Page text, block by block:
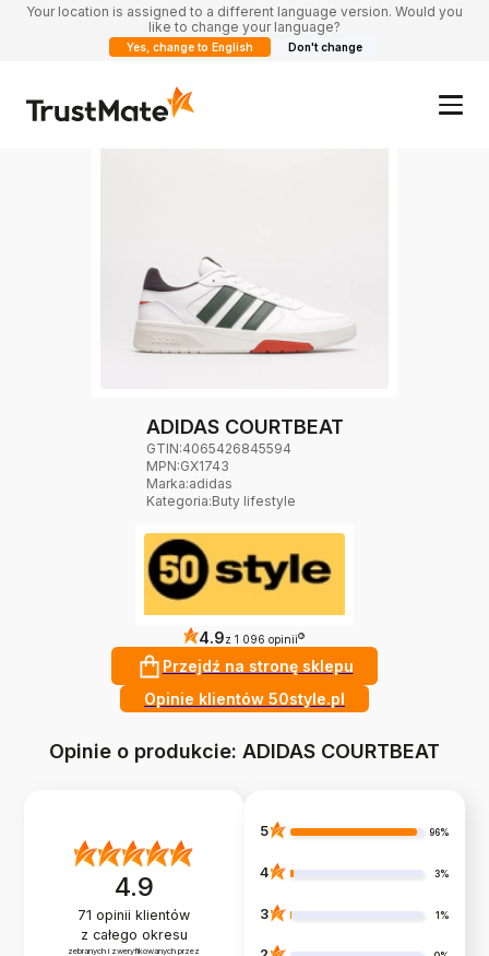
Your location is assigned to a different language version. Would you
like to change your language?
Yes, change to English Don't change
ADIDAS COURTBEAT
GTIN:4065426845594
MPN:GX1743
Marka:adidas
Kategoria:Buty lifestyle
4.9z 1 096 opinii ?
Przejdź na stronę sklepu
Opinie klientów 50style.pl
Opinie o produkcie: ADIDAS COURTBEAT
4.9
71 opinii klientów
z całego okresu
zebranych i zweryfikowanych przez
5 96%
4 3%
3 1%